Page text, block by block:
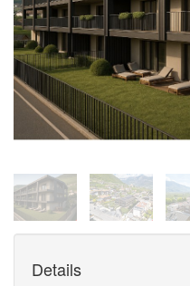
Details